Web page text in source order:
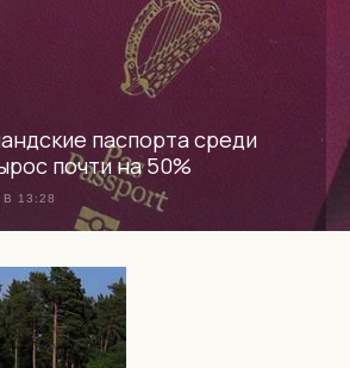
паспорта среди
почти на 50%
13:28